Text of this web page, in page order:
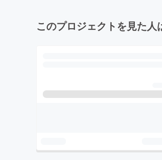
このプロジェクトを見た